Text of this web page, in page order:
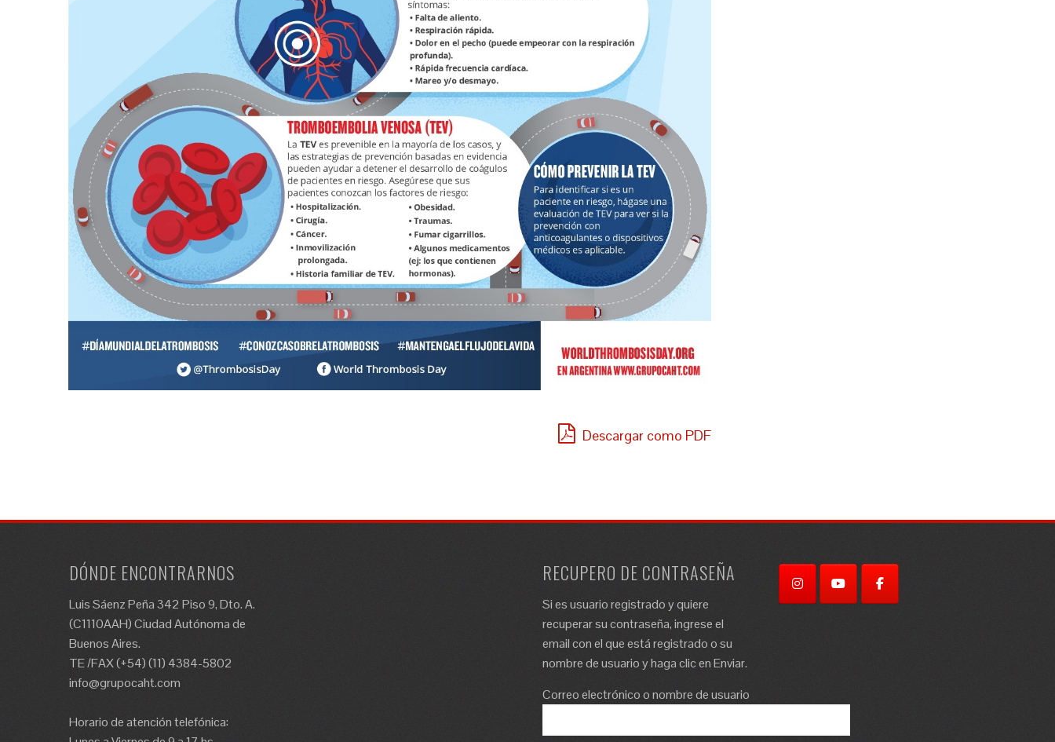
Descargar como PDF
DÓNDE ENCONTRARNOS
Luis Sáenz Peña 342 Piso 9, Dto. A.
(C1110AAH) Ciudad Autónoma de
Buenos Aires.
TE /FAX (+54) (11) 4384-5802
info@grupocaht.com
Horario de atención telefónica:
RECUPERO DE CONTRASEÑA
Si es usuario registrado y quiere
recuperar su contraseña, ingrese el
email con el que está registrado o su
nombre de usuario y haga clic en Enviar.
Correo electrónico o nombre de usuario